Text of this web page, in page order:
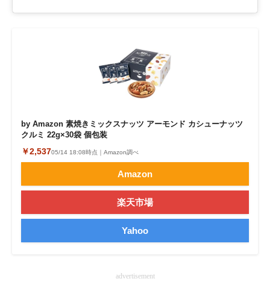
ITエンジニア向け専門サイト
IT製品の技術・比較・事例
製造業のIT導入・活用を支援
エレクトロニクス専門サイト
by Amazon 素焼きミックスナッツ アーモンド カシューナッツ
クルミ 22g×30袋 個包装
￥2,53705/14 18:08時点｜Amazon調べ
Amazon
楽天市場
Yahoo
advertisement